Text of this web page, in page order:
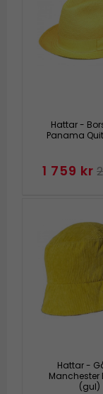
Hattar -
Panama
1 759 kr
Hattar -
Manchester
(gul)